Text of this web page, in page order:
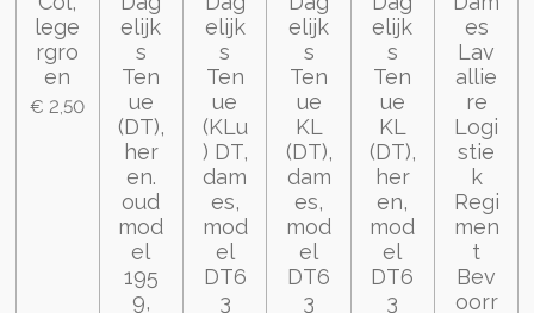
lege
rgro
en
€ 2,50
elijk
s
Ten
ue
(DT),
her
en.
oud
mod
el
195
9,
elijk
s
Ten
ue
(KLu
) DT,
dam
es,
mod
el
DT6
3
elijk
s
Ten
ue
KL
(DT),
dam
es,
mod
el
DT6
3
elijk
s
Ten
ue
KL
(DT),
her
en,
mod
el
DT6
3
es
Lav
allie
re
Logi
stie
k
Regi
men
t
Bev
oorr